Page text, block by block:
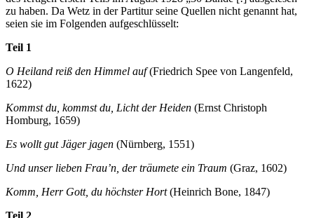
zu haben. Da Wetz in der Partitur seine Quellen nicht genannt hat,
seien sie im Folgenden aufgeschlüsselt:
Teil 1
O Heiland reiß den Himmel auf(Friedrich Spee von Langenfeld,
1622)
Kommst du, kommst du, Licht der Heiden (Ernst Christoph
Homburg, 1659)
Es wollt gut Jäger jagen (Nürnberg, 1551)
Und unser lieben Frau’n, der träumete ein Traum (Graz, 1602)
Komm, Herr Gott, du höchster Hort(Heinrich Bone, 1847)
Teil 2